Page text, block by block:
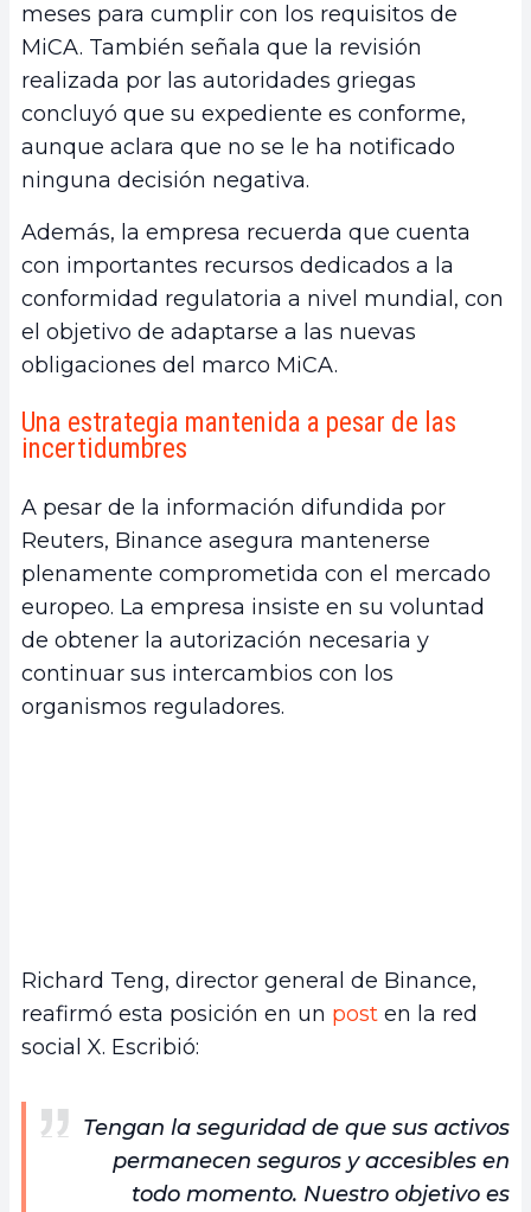
meses para cumplir con los requisitos de
MiCA. También señala que la revisión
realizada por las autoridades griegas
concluyó que su expediente es conforme,
aunque aclara que no se le ha notificado
ninguna decisión negativa.
Además, la empresa recuerda que cuenta
con importantes recursos dedicados a la
conformidad regulatoria a nivel mundial, con
el objetivo de adaptarse a las nuevas
obligaciones del marco MiCA.
Una estrategia mantenida a pesar de las
incertidumbres
A pesar de la información difundida por
Reuters, Binance asegura mantenerse
plenamente comprometida con el mercado
europeo. La empresa insiste en su voluntad
de obtener la autorización necesaria y
continuar sus intercambios con los
organismos reguladores.
Richard Teng, director general de Binance,
reafirmó esta posición en un post en la red
social X. Escribió:
Tengan la seguridad de que sus activos
permanecen seguros y accesibles en
todo momento. Nuestro objetivo es